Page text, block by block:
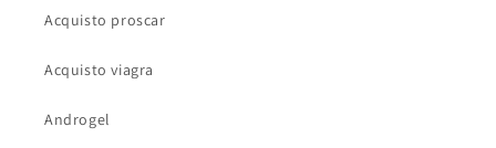
Acquisto proscar
Acquisto viagra
Androgel